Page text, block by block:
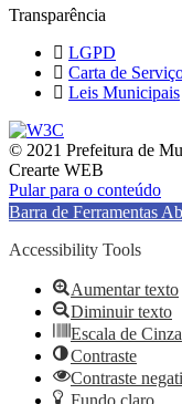
Transparência
LGPD
Carta de
Leis Municipais
© 2021 Prefeitura de
Crearte WEB
Pular para o conteúdo
Barra de Ferramentas
Accessibility Tools
Aumentar texto
Diminuir texto
Escala de Cinza
Contraste
Contraste
Fundo claro